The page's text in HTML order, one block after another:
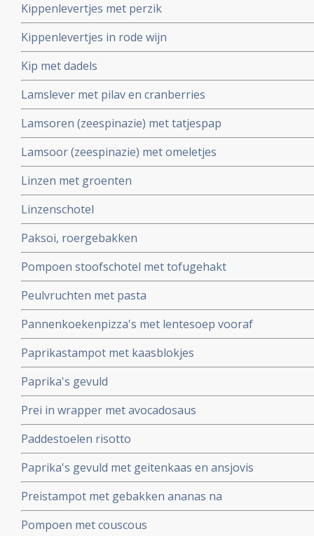
Kippenlevertjes met perzik
Kippenlevertjes in rode wijn
Kip met dadels
Lamslever met pilav en cranberries
Lamsoren (zeespinazie) met tatjespap
Lamsoor (zeespinazie) met omeletjes
Linzen met groenten
Linzenschotel
Paksoi, roergebakken
Pompoen stoofschotel met tofugehakt
Peulvruchten met pasta
Pannenkoekenpizza's met lentesoep vooraf
Paprikastampot met kaasblokjes
Paprika's gevuld
Prei in wrapper met avocadosaus
Paddestoelen risotto
Paprika's gevuld met geitenkaas en ansjovis
Preistampot met gebakken ananas na
Pompoen met couscous